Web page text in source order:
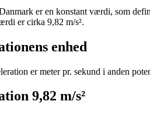
er en konstant værdi, som
er cirka 9,82 m/s².
enhed
er meter pr. sekund i anden
9,82 m/s²